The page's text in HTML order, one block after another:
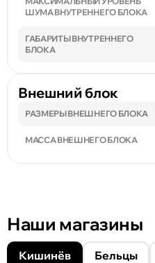
ШУМА ВНУТРЕННЕГО БЛОКА
ГАБАРИТЫ ВНУТРЕННЕГО
БЛОКА
Внешний блок
РАЗМЕРЫ ВНЕШНЕГО БЛОКА
МАССА ВНЕШНЕГО БЛОКА
Наши магазины
Кишинёв Бельцы